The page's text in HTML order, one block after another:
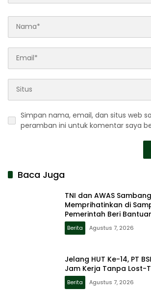
Simpan nama, email, dan situs web
peramban ini untuk komentar saya
Baca Juga
TNI dan AWAS
Memprihatinkan di
Pemerintah Beri
Berita Agustus 7, 2026
Jelang HUT Ke-14, PT
Jam Kerja Tanpa Lost-
Berita Agustus 7, 2026